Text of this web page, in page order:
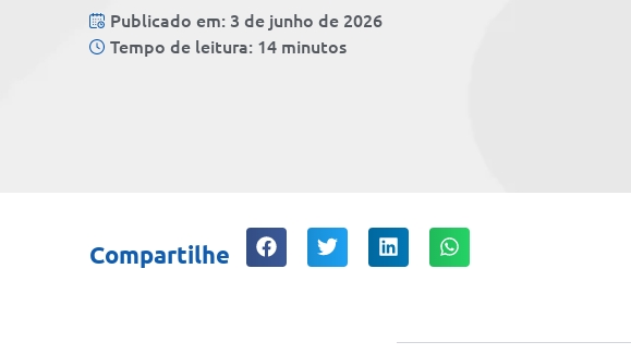
Publicado em: 3 de junho de 2026
Tempo de leitura: 14 minutos
Compartilhe